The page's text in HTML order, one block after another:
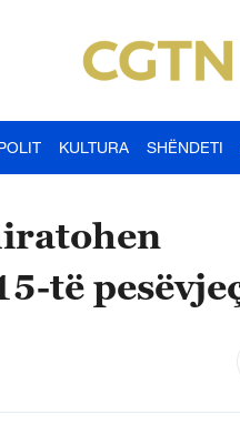
KULTURA SHËNDETI
të